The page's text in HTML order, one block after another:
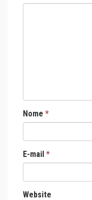
Nome *
E-mail *
Website